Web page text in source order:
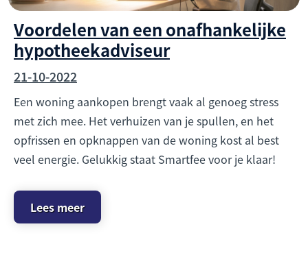
Voordelen van een onafhankelijke
hypotheekadviseur
21-10-2022
Een woning aankopen brengt vaak al genoeg stress
met zich mee. Het verhuizen van je spullen, en het
opfrissen en opknappen van de woning kost al best
veel energie. Gelukkig staat Smartfee voor je klaar!
Lees meer